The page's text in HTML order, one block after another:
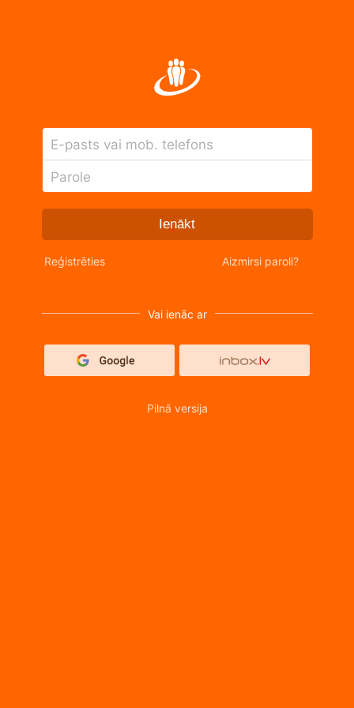
E-pasts vai mob. telefons
Parole
Ienākt
Reģistrēties Aizmirsi paroli?
Vai ienāc ar
Pilnā versija